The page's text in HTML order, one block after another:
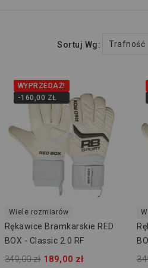
Sortuj Wg: Trafność
WYPRZEDAŻ!
-160,00 ZŁ
Wiele rozmiarów
Rękawice Bramkarskie RED
BOX - Classic 2.0 RF
349,00 zł 189,00 zł